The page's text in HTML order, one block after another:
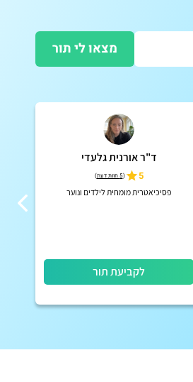
מצאו לי תור
ד"ר אורנית גלעדי
5
(5 חוות דעת )
פסיכיאטרית מומחית לילדים ונוער
לקביעת תור